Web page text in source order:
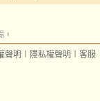
。
聲明 隱私權聲明 客服